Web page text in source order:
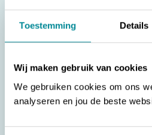
Toestemming Details
Wij maken gebruik van cookies
We gebruiken cookies om ons
analyseren en jou de beste
kunststof
Glanzende en krasvaste